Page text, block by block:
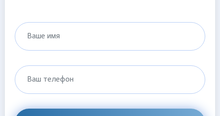
Ваше имя
Ваш телефон